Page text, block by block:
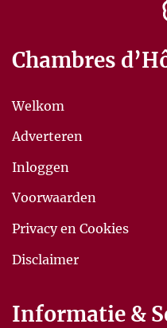
Chambres
Welkom
Adverteren
Inloggen
Voorwaarden
Privacy en Cookies
Disclaimer
Informatie &